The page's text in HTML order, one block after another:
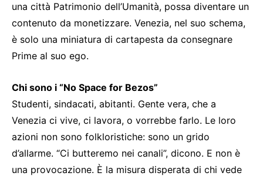
una città Patrimonio dell’Umanità, possa diventare un
contenuto da monetizzare. Venezia, nel suo schema,
è solo una miniatura di cartapesta da consegnare
Prime al suo ego.
Chi sono i “No Space for Bezos”
Studenti, sindacati, abitanti. Gente vera, che a
Venezia ci vive, ci lavora, o vorrebbe farlo. Le loro
azioni non sono folkloristiche: sono un grido
d’allarme. “Ci butteremo nei canali”, dicono. E non è
una provocazione. È la misura disperata di chi vede